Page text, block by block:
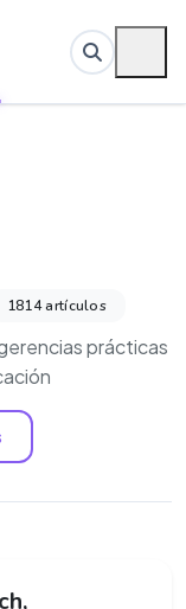
1814 artículos
prácticas